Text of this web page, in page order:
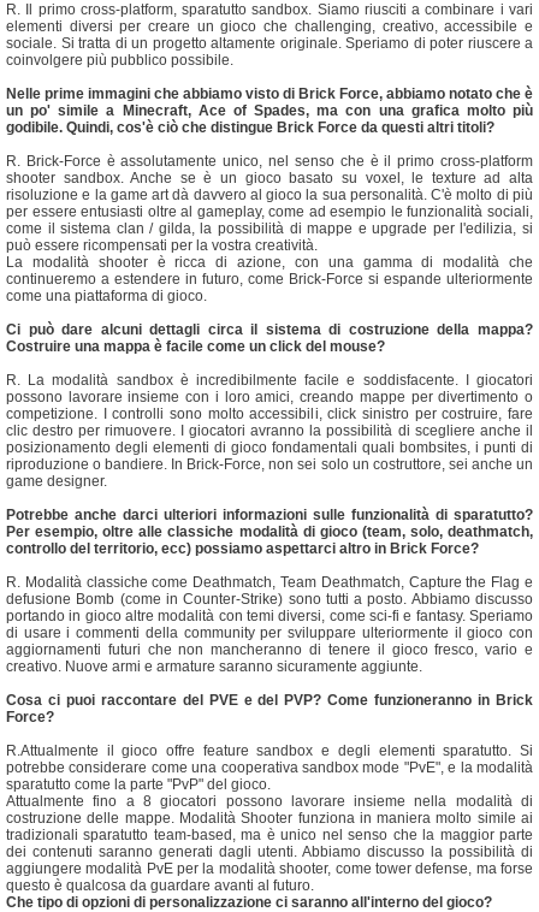
R. Il primo cross-platform, sparatutto sandbox. Siamo riusciti a combinare i vari
elementi diversi per creare un gioco che challenging, creativo, accessibile e
sociale. Si tratta di un progetto altamente originale. Speriamo di poter riuscere a
coinvolgere più pubblico possibile.
Nelle prime immagini che abbiamo visto di Brick Force, abbiamo notato che è
un po' simile a Minecraft, Ace of Spades, ma con una grafica molto più
godibile. Quindi, cos'è ciò che distingue Brick Force da questi altri titoli?
R. Brick-Force è assolutamente unico, nel senso che è il primo cross-platform
shooter sandbox. Anche se è un gioco basato su voxel, le texture ad alta
risoluzione e la game art dà davvero al gioco la sua personalità. C'è molto di più
per essere entusiasti oltre al gameplay, come ad esempio le funzionalità sociali,
come il sistema clan / gilda, la possibilità di mappe e upgrade per l'edilizia, si
può essere ricompensati per la vostra creatività.
La modalità shooter è ricca di azione, con una gamma di modalità che
continueremo a estendere in futuro, come Brick-Force si espande ulteriormente
come una piattaforma di gioco.
Ci può dare alcuni dettagli circa il sistema di costruzione della mappa?
Costruire una mappa è facile come un click del mouse?
R. La modalità sandbox è incredibilmente facile e soddisfacente. I giocatori
possono lavorare insieme con i loro amici, creando mappe per divertimento o
competizione. I controlli sono molto accessibili, click sinistro per costruire, fare
clic destro per rimuovere. I giocatori avranno la possibilità di scegliere anche il
posizionamento degli elementi di gioco fondamentali quali bombsites, i punti di
riproduzione o bandiere. In Brick-Force, non sei solo un costruttore, sei anche un
game designer.
Potrebbe anche darci ulteriori informazioni sulle funzionalità di sparatutto?
Per esempio, oltre alle classiche modalità di gioco (team, solo, deathmatch,
controllo del territorio, ecc) possiamo aspettarci altro in Brick Force?
R. Modalità classiche come Deathmatch, Team Deathmatch, Capture the Flag e
defusione Bomb (come in Counter-Strike) sono tutti a posto. Abbiamo discusso
portando in gioco altre modalità con temi diversi, come sci-fi e fantasy. Speriamo
di usare i commenti della community per sviluppare ulteriormente il gioco con
aggiornamenti futuri che non mancheranno di tenere il gioco fresco, vario e
creativo. Nuove armi e armature saranno sicuramente aggiunte.
Cosa ci puoi raccontare del PVE e del PVP?Come funzioneranno in Brick
Force?
R.Attualmente il gioco offre feature sandbox e degli elementi sparatutto. Si
potrebbe considerare come una cooperativa sandbox mode "PvE", e la modalità
sparatutto come la parte "PvP" del gioco.
Attualmente fino a 8 giocatori possono lavorare insieme nella modalità di
costruzione delle mappe. Modalità Shooter funziona in maniera molto simile ai
tradizionali sparatutto team-based, ma è unico nel senso che la maggior parte
dei contenuti saranno generati dagli utenti. Abbiamo discusso la possibilità di
aggiungere modalità PvE per la modalità shooter, come tower defense, ma forse
questo è qualcosa da guardare avanti al futuro.
Che tipo di opzioni di personalizzazione ci saranno all'interno del gioco?